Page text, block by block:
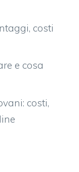
costi
e cosa
costi,